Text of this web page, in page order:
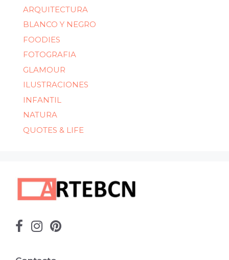
ARQUITECTURA
BLANCO Y NEGRO
FOODIES
FOTOGRAFIA
GLAMOUR
ILUSTRACIONES
INFANTIL
NATURA
QUOTES & LIFE